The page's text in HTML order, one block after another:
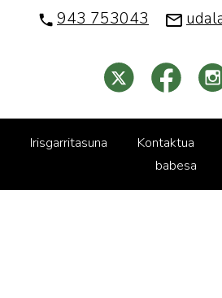
943 753043
Irisgarritasuna Kontaktua
babesa